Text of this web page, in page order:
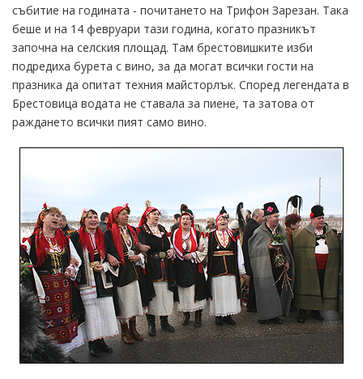
събитие на годината - почитането на Трифон Зарезан. Така
беше и на 14 февруари тази година, когато празникът
започна на селския площад. Там брестовишките изби
подредиха бурета с вино, за да могат всички гости на
празника да опитат техния майсторлък. Според легендата в
Брестовица водата не ставала за пиене, та затова от
раждането всички пият само вино.